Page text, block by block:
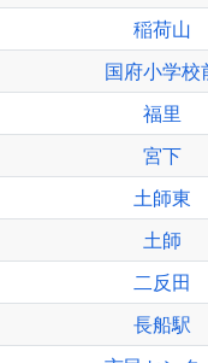
稲荷山
国府小学校
福里
宮下
土師東
土師
二反田
長船駅